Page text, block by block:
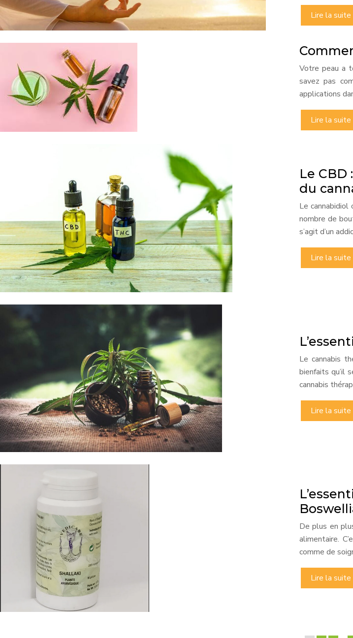
Lire la suite
Votre peau a
savez pas
applications
Lire la suite
Le
du
Le cannabidiol
nombre de
s’agit d’un
Lire la suite
Le cannabis
bienfaits qu’il
cannabis
Lire la suite
De plus en
alimentaire.
comme de
Lire la suite